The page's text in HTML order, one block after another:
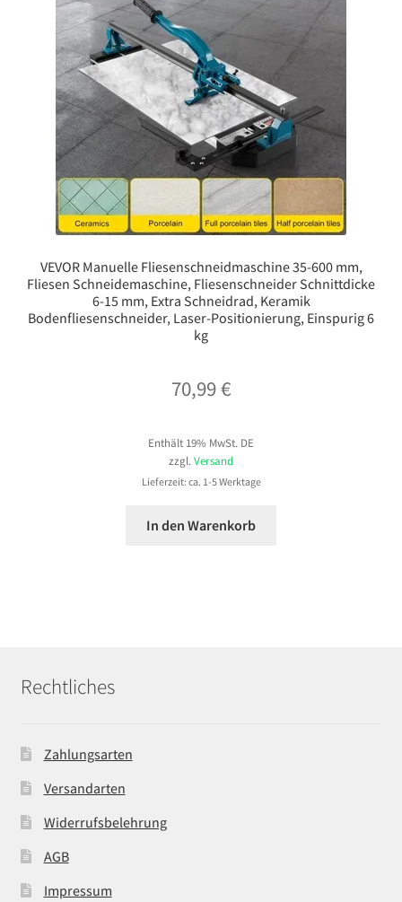
VEVOR Manuelle Fliesenschneidmaschine 35-600 mm,
Fliesen Schneidemaschine, Fliesenschneider Schnittdicke
6-15 mm, Extra Schneidrad, Keramik
Bodenfliesenschneider, Laser-Positionierung, Einspurig 6
kg
70,99€
Enthält 19% MwSt. DE
zzgl. Versand
Lieferzeit: ca. 1-5 Werktage
In den Warenkorb
Rechtliches
Zahlungsarten
Versandarten
Widerrufsbelehrung
AGB
Impressum